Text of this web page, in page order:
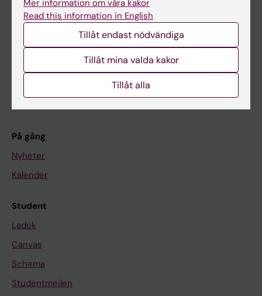
Huvudmeny
Forskning
Om KI
På gång
Nyheter
Kalender
Student
Ladok
Canvas
Schema
Studentmejlen
Mer information om våra kakor
Read this information in English
Tillåt endast nödvändiga
Tillåt mina valda kakor
Tillåt alla